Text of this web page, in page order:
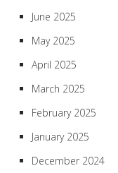
June 2025
May 2025
April 2025
March 2025
February 2025
January 2025
December 2024